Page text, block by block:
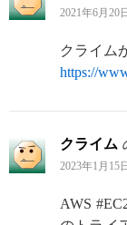
2021年6月20
クライム
https://
クライム
2023年1月15
AWS